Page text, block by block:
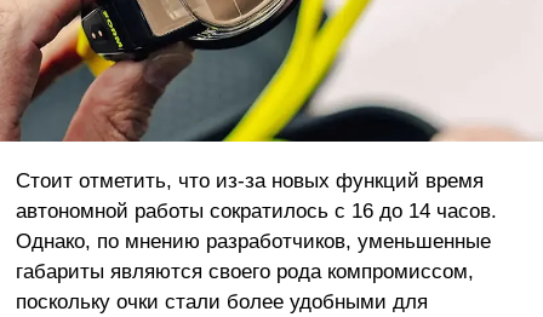
Стоит отметить, что из-за новых функций время
автономной работы сократилось с 16 до 14 часов.
Однако, по мнению разработчиков, уменьшенные
габариты являются своего рода компромиссом,
поскольку очки стали более удобными для